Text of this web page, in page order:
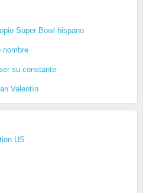
Super Bowl hispano
nombre
su constante
Valentín
US